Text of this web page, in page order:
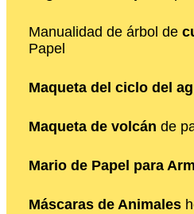
Manualidad de árbol de
Papel
Maqueta del ciclo del
Maqueta de volcán de
Mario de Papel para
Máscaras de Animales